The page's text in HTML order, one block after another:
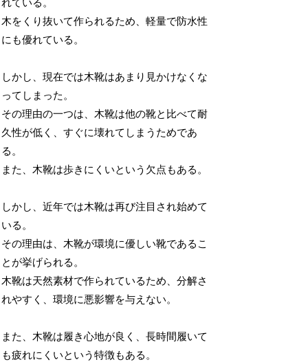
れている。
木をくり抜いて作られるため、軽量で防水性
にも優れている。
しかし、現在では木靴はあまり見かけなくな
ってしまった。
その理由の一つは、木靴は他の靴と比べて耐
久性が低く、すぐに壊れてしまうためであ
る。
また、木靴は歩きにくいという欠点もある。
しかし、近年では木靴は再び注目され始めて
いる。
その理由は、木靴が環境に優しい靴であるこ
とが挙げられる。
木靴は天然素材で作られているため、分解さ
れやすく、環境に悪影響を与えない。
また、木靴は履き心地が良く、長時間履いて
も疲れにくいという特徴もある。